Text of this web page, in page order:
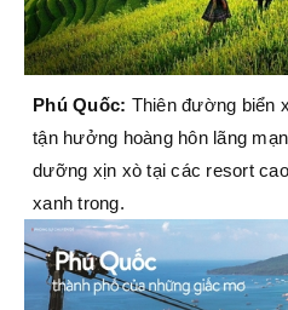
Phú Quốc: Thiên đường biển
tận hưởng hoàng hôn lãng
dưỡng xịn xò tại các resort
xanh trong.